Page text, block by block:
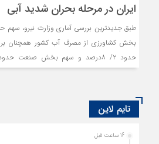
ایران در مرحله بحران شدید آبی
بخش کشاورزی از مصرف آب کشور همچنان
در بخش صنعت مصرف می‌شود.
تایم لاین
16 ساعت قبل